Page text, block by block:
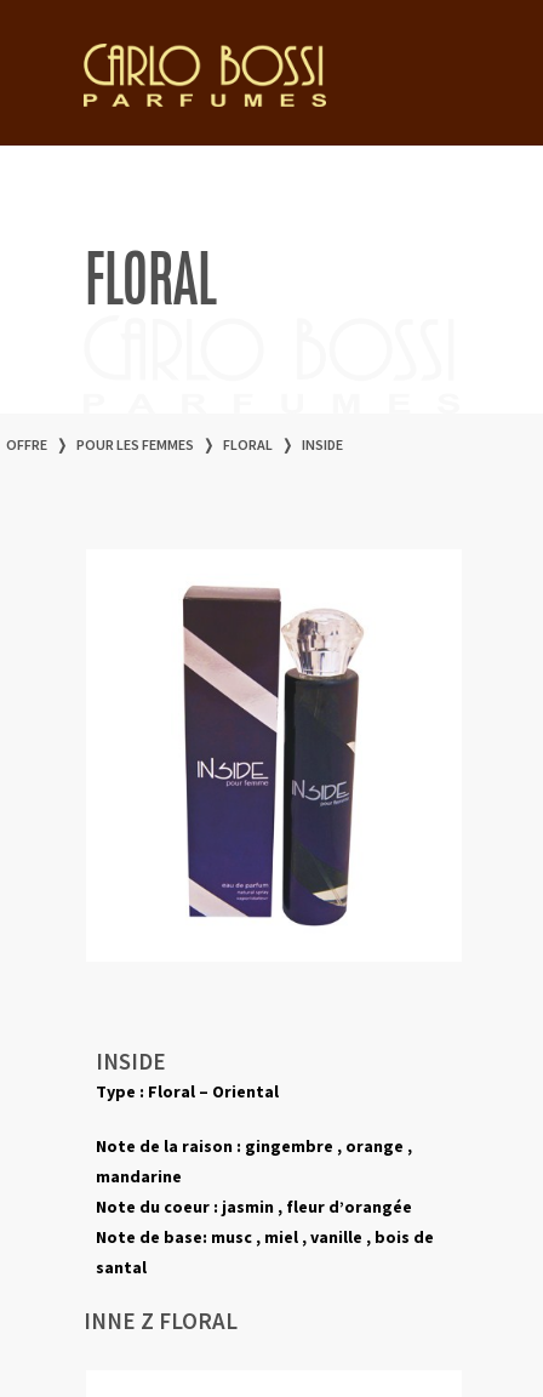
FLORAL
OFFRE ❭ POUR LES FEMMES ❭ FLORAL ❭ INSIDE
INSIDE
Type : Floral – Oriental
Note de la raison : gingembre , orange ,
mandarine
Note du coeur : jasmin , fleur d’orangée
Note de base: musc , miel , vanille , bois de
santal
INNE Z FLORAL